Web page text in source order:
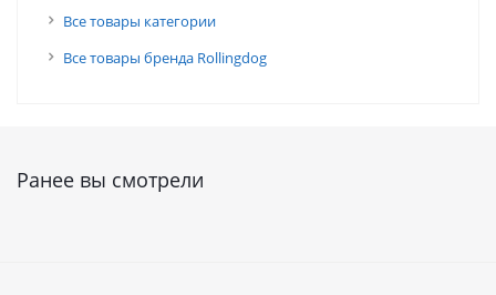
Все товары категории
Все товары бренда Rollingdog
Ранее вы смотрели